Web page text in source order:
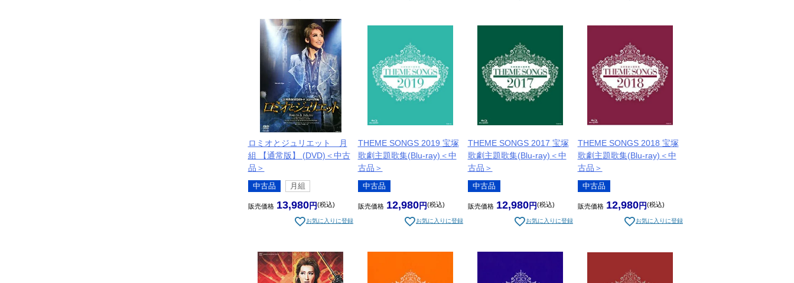
ロミオとジュリエット 月
組 【通常版】 (DVD)＜中古
品＞
中古品 月組
販売価格 13,980 税込
お気に入りに登録
THEME SONGS 2019 宝塚
歌劇主題歌集(Blu-ray)＜中
古品＞
中古品
販売価格 12,980 税込
お気に入りに登録
THEME SONGS 2017 宝塚
歌劇主題歌集(Blu-ray)＜中
古品＞
中古品
販売価格 12,980 税込
お気に入りに登録
THEME SONGS 2018 宝塚
歌劇主題歌集(Blu-ray)＜中
古品＞
中古品
販売価格 12,980 税込
お気に入りに登録